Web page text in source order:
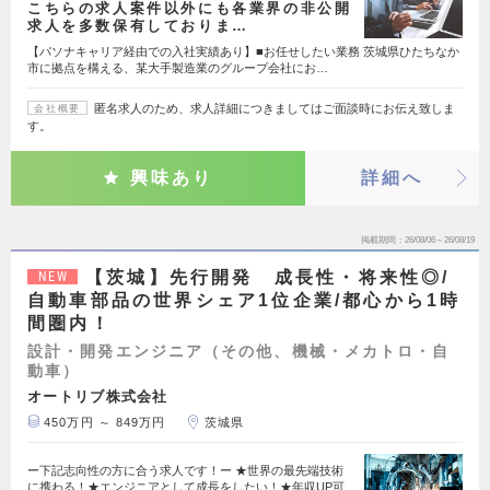
こちらの求人案件以外にも各業界の非公開
求人を多数保有しておりま…
【パソナキャリア経由での入社実績あり】■お任せしたい業務 茨城県ひたちなか
市に拠点を構える、某大手製造業のグループ会社にお…
会社概要
匿名求人のため、求人詳細につきましてはご面談時にお伝え致しま
す。
興味あり 詳細へ
掲載期間 26/08/06～26/08/19
NEW
【茨城】先行開発 成長性・将来性◎/
自動車部品の世界シェア1位企業/都心から1時
間圏内！
設計・開発エンジニア（その他、機械・メカトロ・自
動車）
オートリブ株式会社
450万円 ～ 849万円 茨城県
ー下記志向性の方に合う求人です！ー ★世界の最先端技術
に携わる！★エンジニアとして成長をしたい！★年収UP可